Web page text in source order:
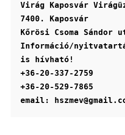
Virág Kaposvár
7400. Kaposvár
Kőrösi Csoma Sándor
Információ/
is hívható!
+36-20-337-2759
+36-20-529-7865
email: